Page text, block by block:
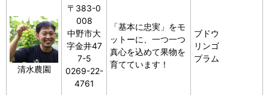
清水農園
〒383-0
008
中野市大
字金井47
7-5
0269-22-
4761
「基本に忠実」をモ
ットーに、一つ一つ
真心を込めて果物を
育てています！
ブドウ
リンゴ
プラム